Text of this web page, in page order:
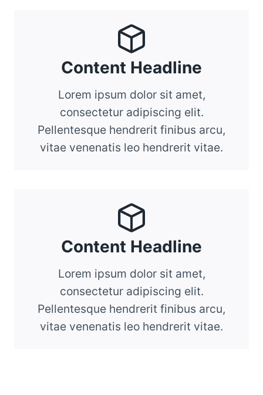
Content Headline
Lorem ipsum dolor sit amet,
consectetur adipiscing elit.
Pellentesque hendrerit finibus arcu,
vitae venenatis leo hendrerit vitae.
Content Headline
Lorem ipsum dolor sit amet,
consectetur adipiscing elit.
Pellentesque hendrerit finibus arcu,
vitae venenatis leo hendrerit vitae.